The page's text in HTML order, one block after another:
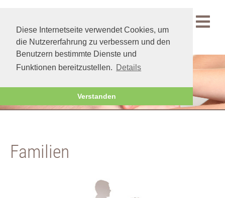
Diese Internetseite verwendet Cookies, um
die Nutzererfahrung zu verbessern und den
Benutzern bestimmte Dienste und
Funktionen bereitzustellen. Details
Verstanden
Private Kunden | Gewerbliche Kunden
Familien